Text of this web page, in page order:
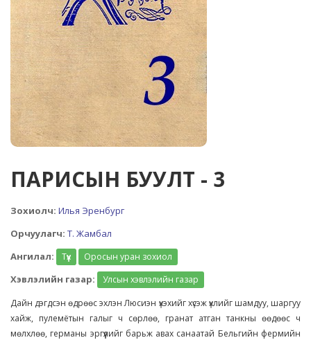
ПАРИСЫН БУУЛТ - 3
Зохиолч: Илья Эренбург
Орчуулагч: Т. Жамбал
Ангилал:
Түүх Оросын уран зохиол
Хэвлэлийн газар:
Улсын хэвлэлийн газар
Дайн дэгдсэн өдрөөс эхлэн Люсиэн үхэхийг хүсэж үхлийг шамдуу, шаргуу
хайж, пулемётын галыг ч сөрлөө, гранат атган танкны өөдөөс ч
мөлхлөө, германы эргүүлийг барьж авах санаатай Бельгийн фермийн